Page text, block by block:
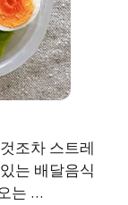
조차 스트레
는 배달음식
는 …